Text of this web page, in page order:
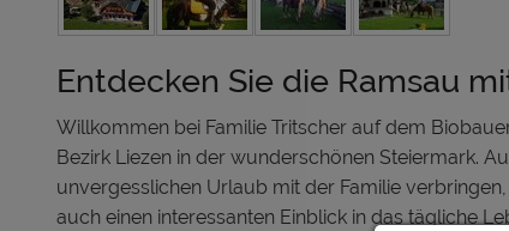
Entdecken Sie die Ramsau
Willkommen bei Familie Tritscher auf dem
Bezirk Liezen in der wunderschönen Steiermark.
unvergesslichen Urlaub mit der Familie
auch einen interessanten Einblick in das tägliche